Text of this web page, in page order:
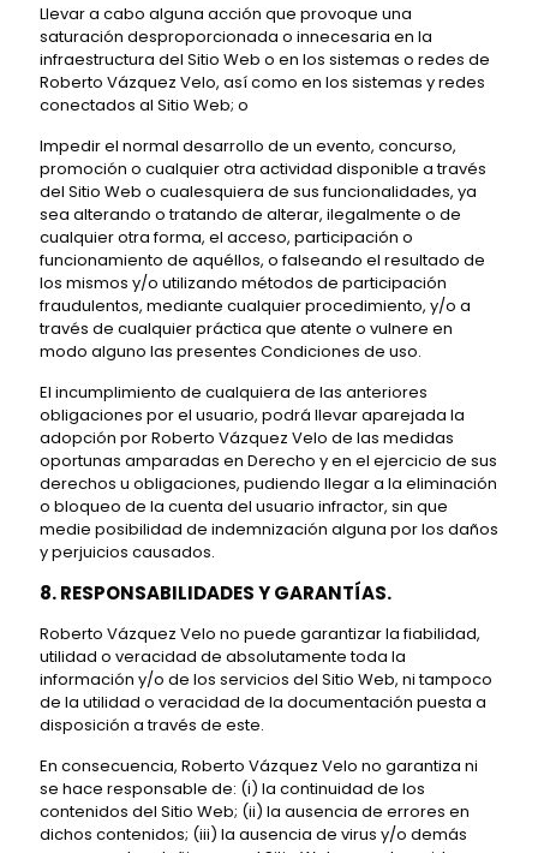
Llevar a cabo alguna acción que provoque una
saturación desproporcionada o innecesaria en la
infraestructura del Sitio Web o en los sistemas o redes de
Roberto Vázquez Velo, así como en los sistemas y redes
conectados al Sitio Web; o
Impedir el normal desarrollo de un evento, concurso,
promoción o cualquier otra actividad disponible a través
del Sitio Web o cualesquiera de sus funcionalidades, ya
sea alterando o tratando de alterar, ilegalmente o de
cualquier otra forma, el acceso, participación o
funcionamiento de aquéllos, o falseando el resultado de
los mismos y/o utilizando métodos de participación
fraudulentos, mediante cualquier procedimiento, y/o a
través de cualquier práctica que atente o vulnere en
modo alguno las presentes Condiciones de uso.
El incumplimiento de cualquiera de las anteriores
obligaciones por el usuario, podrá llevar aparejada la
adopción por Roberto Vázquez Velo de las medidas
oportunas amparadas en Derecho y en el ejercicio de sus
derechos u obligaciones, pudiendo llegar a la eliminación
o bloqueo de la cuenta del usuario infractor, sin que
medie posibilidad de indemnización alguna por los daños
y perjuicios causados.
8. RESPONSABILIDADES Y GARANTÍAS.
Roberto Vázquez Velo no puede garantizar la fiabilidad,
utilidad o veracidad de absolutamente toda la
información y/o de los servicios del Sitio Web, ni tampoco
de la utilidad o veracidad de la documentación puesta a
disposición a través de este.
En consecuencia, Roberto Vázquez Velo no garantiza ni
se hace responsable de: (i) la continuidad de los
contenidos del Sitio Web; (ii) la ausencia de errores en
dichos contenidos; (iii) la ausencia de virus y/o demás